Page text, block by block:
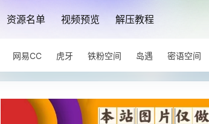
资源名单 视频预览 解压教程
网易CC 虎牙 铁粉空间 岛遇 密语空间